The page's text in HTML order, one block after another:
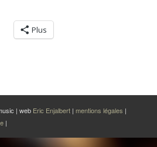
Plus
| web Eric Enjalbert| mentions légales |
|